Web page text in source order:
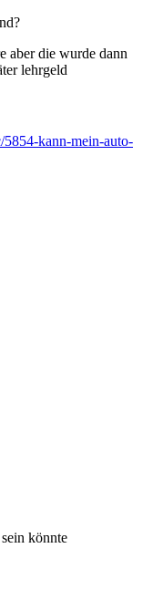
aber die wurde dann
lehrgeld
kann-mein-auto-
könnte